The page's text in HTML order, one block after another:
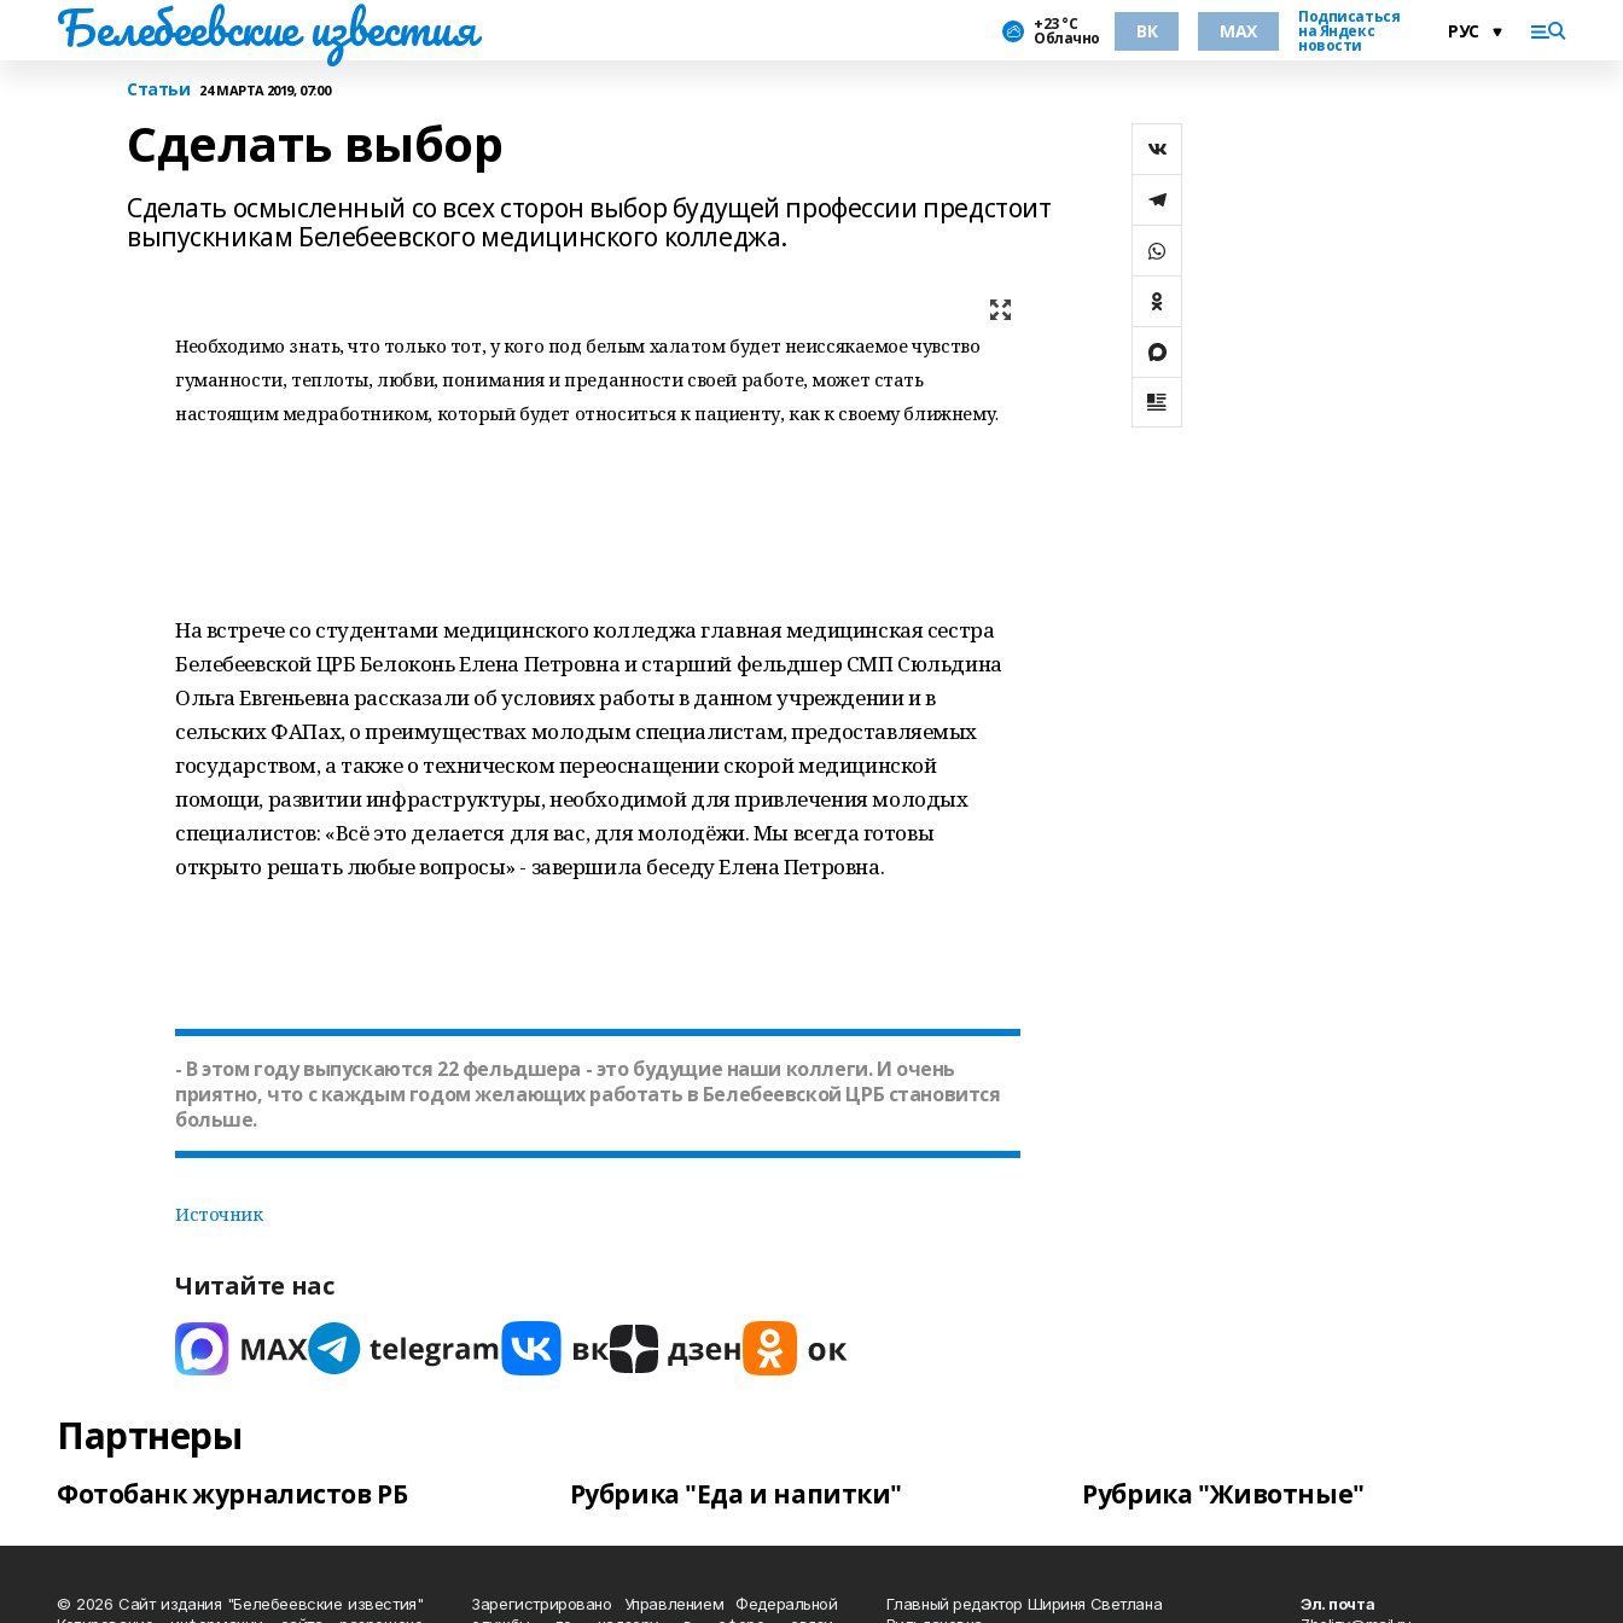
Белебеевские известия +23 °С
Облачно ВК MAX
Подписаться
на Яндекс
новости
Статьи 24 МАРТА 2019, 07:00
Сделать выбор
Сделать осмысленный со всех сторон выбор будущей профессии предстоит
выпускникам Белебеевского медицинского колледжа.
Необходимо знать, что только тот, у кого под белым халатом будет неиссякаемое чувство
гуманности, теплоты, любви, понимания и преданности своей работе, может стать
настоящим медработником, который будет относиться к пациенту, как к своему ближнему.
На встрече со студентами медицинского колледжа главная медицинская сестра
Белебеевской ЦРБ Белоконь Елена Петровна и старший фельдшер СМП Сюльдина
Ольга Евгеньевна рассказали об условиях работы в данном учреждении и в
сельских ФАПах, о преимуществах молодым специалистам, предоставляемых
государством, а также о техническом переоснащении скорой медицинской
помощи, развитии инфраструктуры, необходимой для привлечения молодых
специалистов: «Всё это делается для вас, для молодёжи. Мы всегда готовы
открыто решать любые вопросы» - завершила беседу Елена Петровна.
- В этом году выпускаются 22 фельдшера - это будущие наши коллеги. И очень
приятно, что с каждым годом желающих работать в Белебеевской ЦРБ становится
больше.
Источник
Читайте нас
Партнеры
Фотобанк журналистов РБ Рубрика "Еда и напитки" Рубрика "Животные"
© 2026 Сайт издания "Белебеевские известия"
Зарегистрировано Управлением Федеральной
Главный редактор Шириня Светлана
Эл. почта